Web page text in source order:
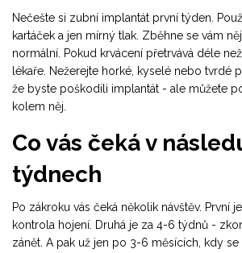
Nečešte si zubní implantát první týden.
kartáček a jen mírný tlak. Zběhne se vám
normální. Pokud krvácení přetrvává déle
lékaře. Nežerejte horké, kyselé nebo tvrdé
že byste poškodili implantát - ale můžete
kolem něj.
Co vás čeká v
týdnech
Po zákroku vás čeká několik návštěv. První
kontrola hojení. Druhá je za 4-6 týdnů -
zánět. A pak už jen po 3-6 měsících, kdy se